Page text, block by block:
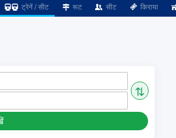
ट्रेनें / सीट रूट सीट किराया
⇅